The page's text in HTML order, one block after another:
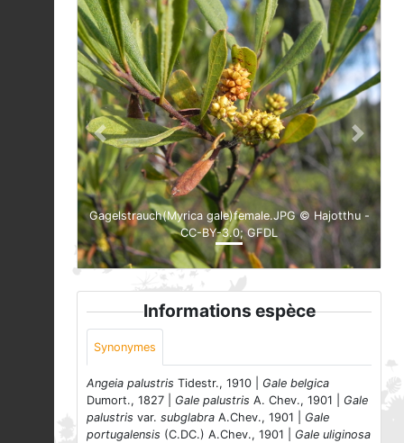
Gagelstrauch(Myrica gale)female.JPG © Hajotthu -
CC-BY-3.0; GFDL
Previous Next
Informations espèce
Synonymes
Angeia palustris Tidestr., 1910 | Gale belgica
Dumort., 1827 | Gale palustris A. Chev., 1901 | Gale
palustris var. subglabra A.Chev., 1901 | Gale
portugalensis (C.DC.) A.Chev., 1901 | Gale uliginosa